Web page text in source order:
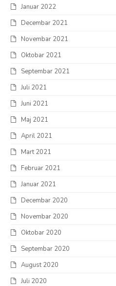
Januar 2022
Decembar 2021
Novembar 2021
Oktobar 2021
Septembar 2021
Juli 2021
Juni 2021
Maj 2021
April 2021
Mart 2021
Februar 2021
Januar 2021
Decembar 2020
Novembar 2020
Oktobar 2020
Septembar 2020
August 2020
Juli 2020